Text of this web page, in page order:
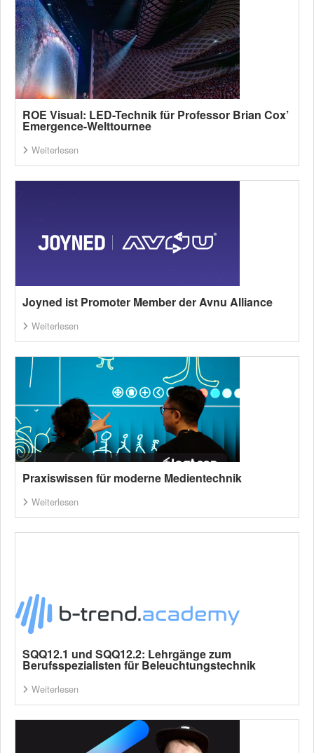
ROE Visual: LED-Technik für Professor Brian Cox’
Emergence-Welttournee
Weiterlesen
Joyned ist Promoter Member der Avnu Alliance
Weiterlesen
Praxiswissen für moderne Medientechnik
Weiterlesen
SQQ12.1 und SQQ12.2: Lehrgänge zum
Berufsspezialisten für Beleuchtungstechnik
Weiterlesen